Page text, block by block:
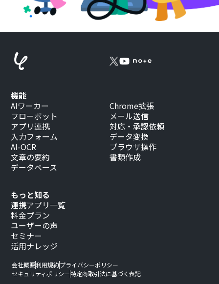
もっと知る
連携アプリ一覧
料金プラン
ユーザーの声
セミナー
活用ナレッジ
機能
AIワーカー
フローボット
アプリ連携
入力フォーム
AI-OCR
文章の要約
データベース
Chrome拡張
メール送信
対応・承認依頼
データ変換
ブラウザ操作
書類作成
会社概要利用規約プライバシーポリシー
セキュリティポリシー特定商取引法に基づく表記